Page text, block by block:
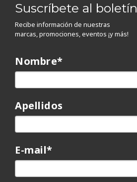
Suscríbete al boletín
Recibe información de nuestras
marcas, promociones, eventos ¡y más!
Nombre*
Apellidos
E-mail*